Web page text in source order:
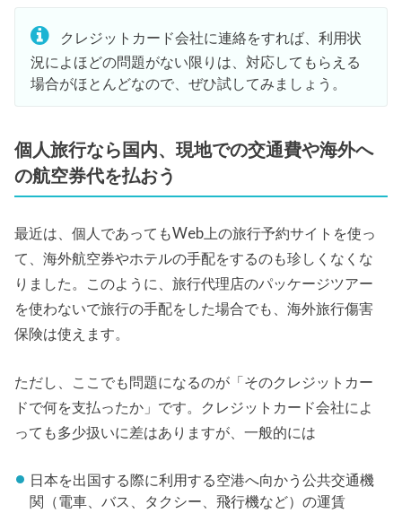
クレジットカード会社に連絡をすれば、利用状
況によほどの問題がない限りは、対応してもらえる
場合がほとんどなので、ぜひ試してみましょう。
個人旅行なら国内、現地での交通費や海外へ
の航空券代を払おう
最近は、個人であってもWeb上の旅行予約サイトを使っ
て、海外航空券やホテルの手配をするのも珍しくなくな
りました。このように、旅行代理店のパッケージツアー
を使わないで旅行の手配をした場合でも、海外旅行傷害
保険は使えます。
ただし、ここでも問題になるのが「そのクレジットカー
ドで何を支払ったか」です。クレジットカード会社によ
っても多少扱いに差はありますが、一般的には
日本を出国する際に利用する空港へ向かう公共交通機
関（電車、バス、タクシー、飛行機など）の運賃